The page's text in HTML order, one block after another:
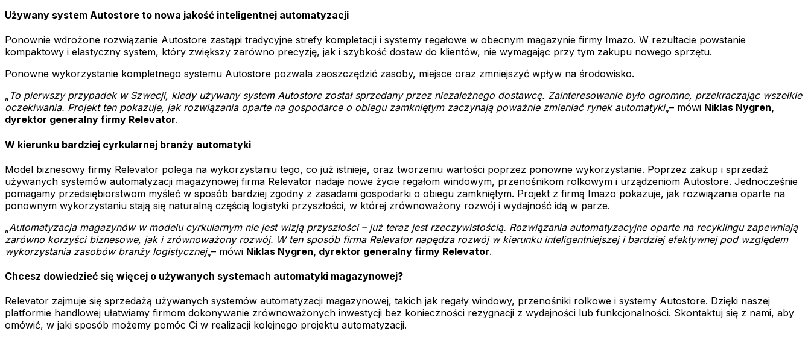
Używany system Autostore to nowa jakość inteligentnej automatyzacji
Ponownie wdrożone rozwiązanie Autostore zastąpi tradycyjne strefy kompletacji i systemy regałowe w obecnym magazynie firmy Imazo. W rezultacie powstanie
kompaktowy i elastyczny system, który zwiększy zarówno precyzję, jak i szybkość dostaw do klientów, nie wymagając przy tym zakupu nowego sprzętu.
Ponowne wykorzystanie kompletnego systemu Autostore pozwala zaoszczędzić zasoby, miejsce oraz zmniejszyć wpływ na środowisko.
„ To pierwszy przypadek w Szwecji, kiedy używany system Autostore został sprzedany przez niezależnego dostawcę. Zainteresowanie było ogromne, przekraczając wszelkie
oczekiwania. Projekt ten pokazuje, jak rozwiązania oparte na gospodarce o obiegu zamkniętym zaczynają poważnie zmieniać rynek automatyki„– mówi Niklas Nygren,
dyrektor generalny firmy Relevator.
W kierunku bardziej cyrkularnej branży automatyki
Model biznesowy firmy Relevator polega na wykorzystaniu tego, co już istnieje, oraz tworzeniu wartości poprzez ponowne wykorzystanie. Poprzez zakup i sprzedaż
używanych systemów automatyzacji magazynowej firma Relevator nadaje nowe życie regałom windowym, przenośnikom rolkowym i urządzeniom Autostore. Jednocześnie
pomagamy przedsiębiorstwom myśleć w sposób bardziej zgodny z zasadami gospodarki o obiegu zamkniętym. Projekt z firmą Imazo pokazuje, jak rozwiązania oparte na
ponownym wykorzystaniu stają się naturalną częścią logistyki przyszłości, w której zrównoważony rozwój i wydajność idą w parze.
„Automatyzacja magazynów w modelu cyrkularnym nie jest wizją przyszłości – już teraz jest rzeczywistością. Rozwiązania automatyzacyjne oparte na recyklingu zapewniają
zarówno korzyści biznesowe, jak i zrównoważony rozwój. W ten sposób firma Relevator napędza rozwój w kierunku inteligentniejszej i bardziej efektywnej pod względem
wykorzystania zasobów branży logistycznej„– mówi Niklas Nygren, dyrektor generalny firmy Relevator.
Chcesz dowiedzieć się więcej o używanych systemach automatyki magazynowej?
Relevator zajmuje się sprzedażą używanych systemów automatyzacji magazynowej, takich jak regały windowy, przenośniki rolkowe i systemy Autostore. Dzięki naszej
platformie handlowej ułatwiamy firmom dokonywanie zrównoważonych inwestycji bez konieczności rezygnacji z wydajności lub funkcjonalności. Skontaktuj się z nami, aby
omówić, w jaki sposób możemy pomóc Ci w realizacji kolejnego projektu automatyzacji.